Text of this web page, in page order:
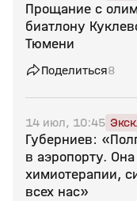
Прощание с
биатлону
Тюмени
Поделиться8
14 июл, 10:45
Губерниев:
в аэропорту.
химиотерапии,
всех нас»